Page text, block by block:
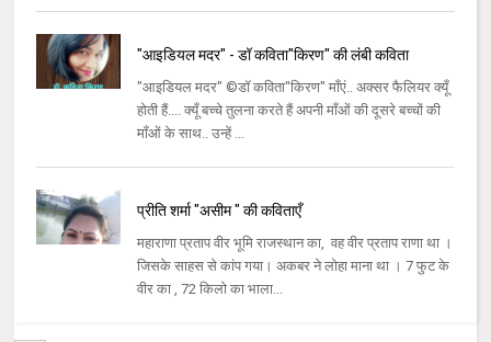
"आइडियल मदर" - डॉ कविता"किरण" की लंबी कविता
"आइडियल मदर" ©डॉ कविता"किरण" माँएं.. अक्सर फैलियर क्यूँ
होती हैं.... क्यूँ बच्चे तुलना करते हैं अपनी माँओं की दूसरे बच्चों की
माँओं के साथ.. उन्हें ...
प्रीति शर्मा "असीम " की कविताएँ
महाराणा प्रताप वीर भूमि राजस्थान का, वह वीर प्रताप राणा था ।
जिसके साहस से कांप गया। अकबर ने लोहा माना था । 7 फुट के
वीर का , 72 किलो का भाला...